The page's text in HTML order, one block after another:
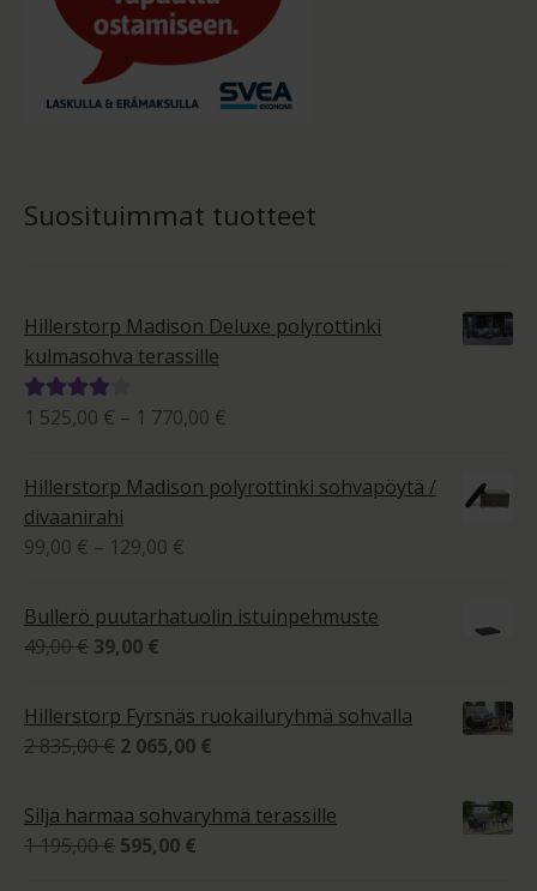
Suosituimmat tuotteet
Hillerstorp Madison Deluxe polyrottinki
kulmasohva terassille
Arvostelu
4.00
1 525,00 € – 1 770,00 €
525,00 €
Hillerstorp Madison polyrottinki sohvapöytä /
divaanirahi
99,00 € – 129,00 €
Bullerö puutarhatuolin istuinpehmuste
49,00€ Alkuperäinen
49,00 €.
39,00 €
on:
39,00 €.
Hillerstorp Fyrsnäs ruokailuryhmä sohvalla
2 835,00€ Alkuperäinen
2
2 065,00 €
on:
Silja harmaa sohvaryhmä terassille
1 195,00€ Alkuperäinen
595,00 €